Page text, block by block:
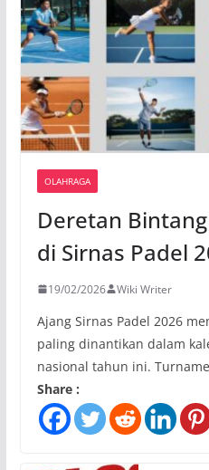
OLAHRAGA
Deretan
di Sirnas Padel
19/02/2026 Wiki Writer
Ajang Sirnas Padel 2026
paling dinantikan dalam
nasional tahun ini.
Share :